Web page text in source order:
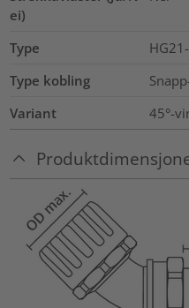
ei)
Type
Type kobling
Variant
45°-